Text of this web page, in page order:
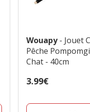
Wouapy- Jouet Canne à
Pêche
Chat - 40cm
Prix
3.99€